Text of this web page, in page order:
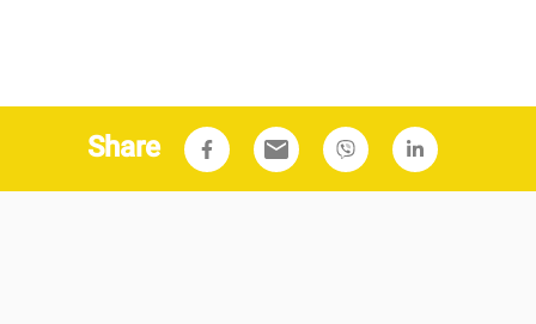
Share email